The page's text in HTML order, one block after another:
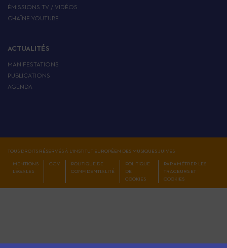
ÉMISSIONS TV / VIDÉOS
CHAÎNE YOUTUBE
ACTUALITÉS
MANIFESTATIONS
PUBLICATIONS
AGENDA
TOUS DROITS RÉSERVÉS À L'INSTITUT EUROPÉEN DES MUSIQUES JUIVES
MENTIONS
LÉGALES
CGV
POLITIQUE DE
CONFIDENTIALITÉ
POLITIQUE
DE
COOKIES
PARAMÉTRER LES
TRACEURS ET
COOKIES